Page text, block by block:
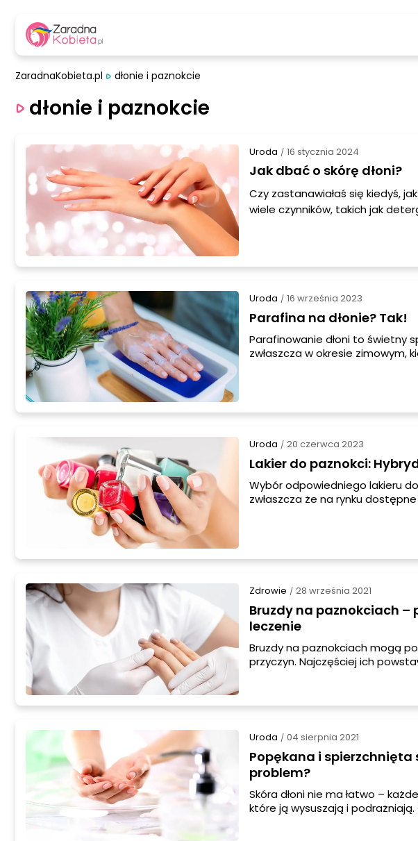
ZaradnaKobieta.pl dłonie i paznokcie
dłonie i paznokcie
Uroda / 16 stycznia 2024
Jak dbać o skórę dłoni?
Czy zastanawiałaś się kiedyś,
wiele czynników, takich jak
Uroda / 16 września 2023
Parafina na dłonie? Tak!
Parafinowanie dłoni to świetny
zwłaszcza w okresie zimowym,
Uroda / 20 czerwca 2023
Lakier do paznokci:
Wybór odpowiedniego lakieru
zwłaszcza że na rynku
Zdrowie / 28 września 2021
Bruzdy na paznokciach
leczenie
Bruzdy na paznokciach mogą
przyczyn. Najczęściej ich
dbać.
Uroda / 04 sierpnia 2021
Popękana i spierzchnięta
problem?
Skóra dłoni nie ma łatwo –
które ją wysuszają i